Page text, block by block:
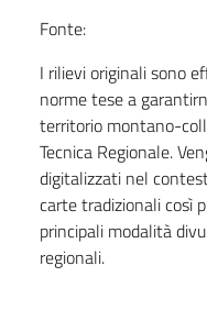
Fonte:
I rilievi originali sono
norme tese a
territorio montano-
Tecnica Regionale.
digitalizzati nel
carte tradizionali così
principali modalità
regionali.